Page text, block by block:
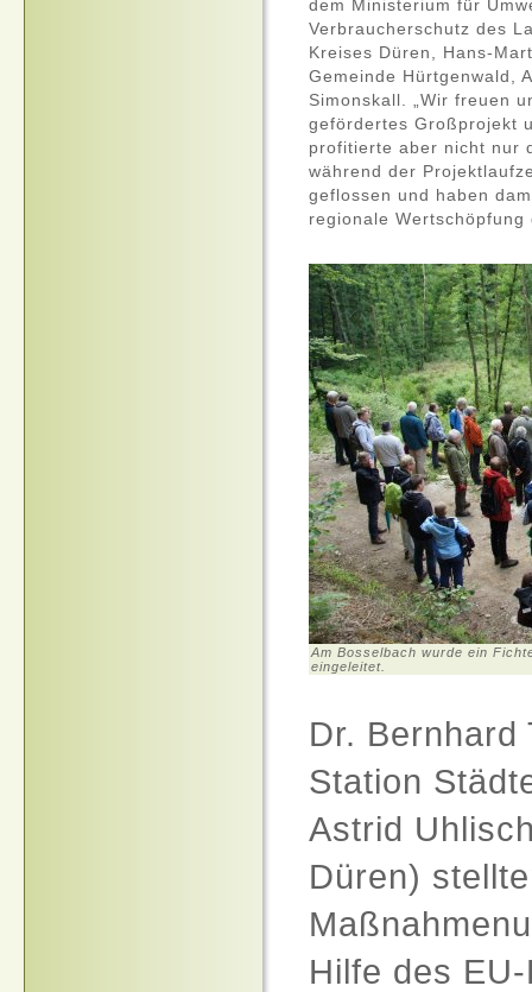
dem Ministerium für
Verbraucherschutz des
Kreises Düren, Hans-
Gemeinde Hürtgenwald,
Simonskall. „Wir freuen
gefördertes Großprojekt
profitierte aber nicht nur
während der
geflossen und haben
regionale
Am Bosselbach wurde ein
eingeleitet.
Dr.
Station
Astrid
Düren)
Hilfe des